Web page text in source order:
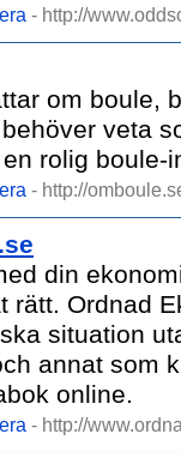
- http://
om boule,
veta
rolig boule-
- http://
din
rätt. Ordnad
situation
annat som
online.
- http://